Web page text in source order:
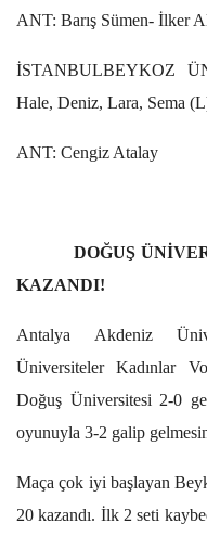
ANT: Barış Sümen- İlker
İSTANBULBEYKOZ
Hale, Deniz, Lara, Sema
ANT: Cengiz Atalay
DOĞUŞ
KAZANDI!
Antalya Akdeniz
Üniversiteler Kadınlar
Doğuş Üniversitesi 2-0
oyunuyla 3-2 galip
Maça çok iyi başlayan
20 kazandı. İlk 2 seti